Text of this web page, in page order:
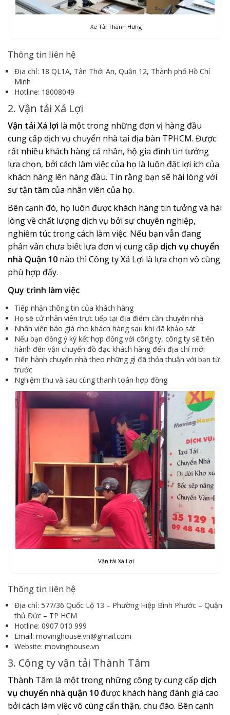
Xe Tải Thành Hưng
Thông tin liên hệ
Địa chỉ: 18 QL1A, Tân Thới An, Quận 12, Thành phố Hồ Chí
Minh
Hotline: 18008049
2. Vận tải Xá Lợi
Vận tải Xá lợi là một trong những đơn vị hàng đầu
cung cấp dịch vụ chuyển nhà tại địa bàn TPHCM. Được
rất nhiều khách hàng cá nhân, hộ gia đình tin tưởng
lựa chọn, bởi cách làm việc của họ là luôn đặt lợi ích của
khách hàng lên hàng đầu. Tin rằng bạn sẽ hài lòng với
sự tận tâm của nhân viên của họ.
Bên cạnh đó, họ luôn được khách hàng tin tưởng và hài
lòng về chất lượng dịch vụ bởi sự chuyên nghiệp,
nghiêm túc trong cách làm việc. Nếu bạn vẫn đang
phân vân chưa biết lựa đơn vị cung cấp dịch vụ chuyển
nhà Quận 10 nào thì Công ty Xá Lợi là lựa chọn vô cùng
phù hợp đấy.
Quy trình làm việc
Tiếp nhận thông tin của khách hàng
Họ sẽ cử nhân viên trực tiếp tại địa điểm cần chuyển nhà
Nhân viên báo giá cho khách hàng sau khi đã khảo sát
Nếu bạn đồng ý ký kết hợp đồng với công ty, công ty sẽ tiến
hành đến vận chuyển đồ đạc khách hàng đến địa chỉ mới
Tiến hành chuyển nhà theo những gì đã thỏa thuận với bạn từ
trước
Nghiệm thu và sau cùng thanh toán hợp đồng
Vận tải Xá Lợi
Thông tin liên hệ
Địa chỉ: 577/36 Quốc Lộ 13 – Phường Hiệp Bình Phước – Quận
thủ Đức – TP HCM
Hotline: 0907 010 999
Email: movinghouse.vn@gmail.com
Website: movinghouse.vn
3. Công ty vận tải Thành Tâm
Thành Tâm là một trong những công ty cung cấp dịch
vụ chuyển nhà quận 10 được khách hàng đánh giá cao
bởi cách làm việc vô cùng cẩn thận, chu đáo. Bên cạnh